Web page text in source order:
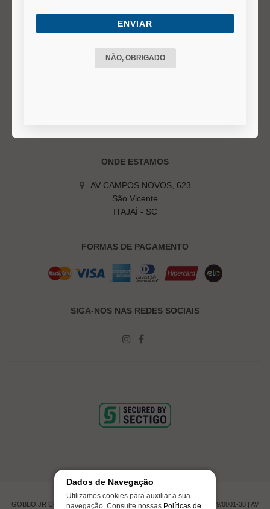
DÚVIDAS FREQUENTES
Status do Pedido
Prazo de entrega
ONDE ESTAMOS
AV CAMPOS NOVOS, 623
São Vicente
ITAJAÍ - SC
FORMAS DE PAGAMENTO
SIGA-NOS NAS REDES SOCIAIS
GOBBO JR COMERCIO DE PNEUMATICOS LTDA | CNPJ 00.201.519/0001-38 | AV
Dados de Navegação
Utilizamos cookies para auxiliar a sua
navegação. Consulte nossas Políticas de
ENVIAR
NÃO, OBRIGADO